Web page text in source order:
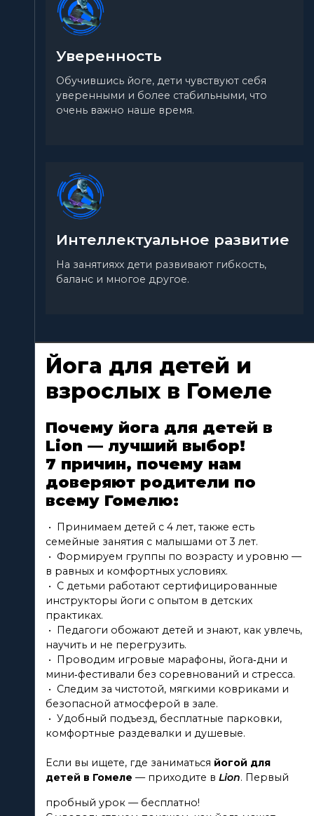
Уверенность
Обучившись йоге, дети чувствуют себя
уверенными и более стабильными, что
очень важно наше время.
Интеллектуальное развитие
На занятияхх дети развивают гибкость,
баланс и многое другое.
Йога для детей и
взрослых в Гомеле
Почему йога для детей в
Lion — лучший выбор!
7 причин, почему нам
доверяют родители по
всему Гомелю:
• Принимаем детей с 4 лет, также есть
семейные занятия с малышами от 3 лет.
• Формируем группы по возрасту и уровню —
в равных и комфортных условиях.
• С детьми работают сертифицированные
инструкторы йоги с опытом в детских
практиках.
• Педагоги обожают детей и знают, как увлечь,
научить и не перегрузить.
• Проводим игровые марафоны, йога‑дни и
мини‑фестивали без соревнований и стресса.
• Следим за чистотой, мягкими ковриками и
безопасной атмосферой в зале.
• Удобный подъезд, бесплатные парковки,
комфортные раздевалки и душевые.
Если вы ищете, где заниматься йогой для
детей в Гомеле — приходите в Lion. Первый
пробный урок — бесплатно!